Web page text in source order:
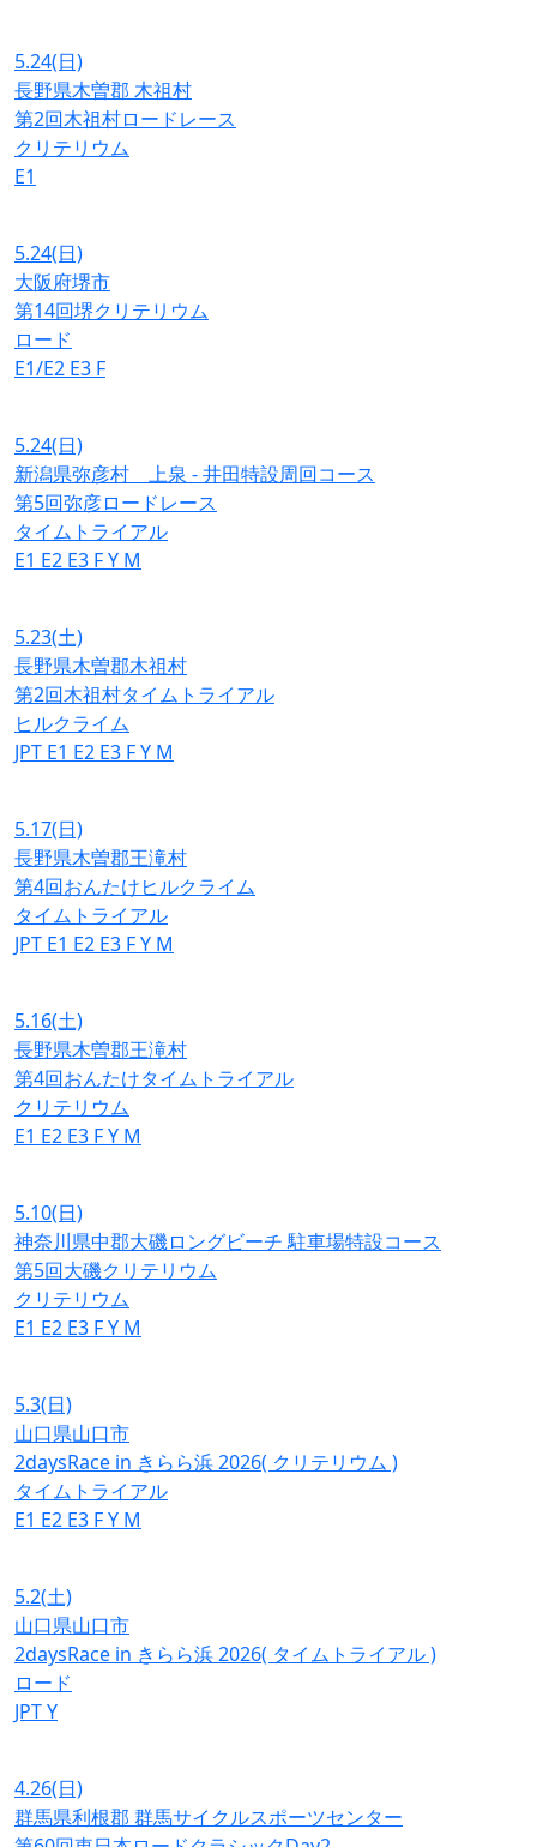
5.24(日)
長野県木曽郡 木祖村
第2回木祖村ロードレース
クリテリウム
E1
5.24(日)
大阪府堺市
第14回堺クリテリウム
ロード
E1/E2 E3 F
5.24(日)
新潟県弥彦村 上泉 - 井田特設周回コース
第5回弥彦ロードレース
タイムトライアル
E1 E2 E3 FY M
5.23(土)
長野県木曽郡木祖村
第2回木祖村タイムトライアル
ヒルクライム
JPT E1 E2 E3 FY M
5.17(日)
長野県木曽郡王滝村
第4回おんたけヒルクライム
タイムトライアル
JPT E1 E2 E3 FY M
5.16(土)
長野県木曽郡王滝村
第4回おんたけタイムトライアル
クリテリウム
E1 E2 E3 FY M
5.10(日)
神奈川県中郡大磯ロングビーチ 駐車場特設コース
第5回大磯クリテリウム
クリテリウム
E1 E2 E3 FY M
5.3(日)
山口県山口市
2daysRace in きらら浜 2026( クリテリウム )
タイムトライアル
E1 E2 E3 FY M
5.2(土)
山口県山口市
2daysRace in きらら浜 2026( タイムトライアル )
ロード
JPTY
4.26(日)
群馬県利根郡 群馬サイクルスポーツセンター